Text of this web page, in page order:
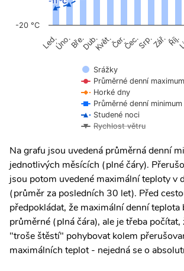
Srážky
Průměrné denní maximum
Horké dny
Průměrné denní minimum
Studené noci
Rychlost větru
Led.Úno.Bře.Dub.Květ.Čer.Čec.Srp.Zář.Říj.
-20 °C
Na grafu jsou uvedená průměrná denní
jednotlivých měsících (plné čáry).
jsou potom uvedené maximální teploty v
(průměr za posledních 30 let). Před
předpokládat, že maximální denní teplota
průměrné (plná čára), ale je třeba počítat,
"troše štěstí" pohybovat kolem
maximálních teplot - nejedná se o